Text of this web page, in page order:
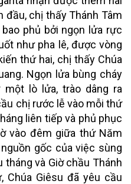
đầu, chị thấy Thánh Tâm
phủ bởi ngọn lửa rực
như pha lê, được vòng
thứ hai, chị thấy Chúa
Ngọn lửa bùng cháy
lò lửa, trào dâng ra
chị rước lễ vào mỗi thứ
liên tiếp và phủ phục
vào đêm giữa thứ Năm
gốc của việc sùng
và Giờ chầu Thánh
Chúa Giêsu đã yêu cầu